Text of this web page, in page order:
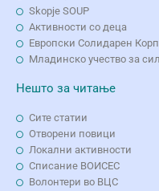
Skopje SOUP
Активности со деца
Европски Солидарен
Младинско учество за
Нешто за читање
Сите статии
Отворени повици
Локални активности
Списание ВОИСЕС
Волонтери во ВЦС